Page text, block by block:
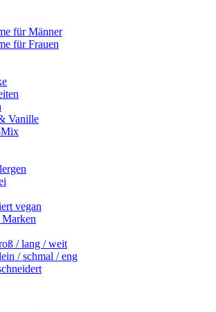
für Männer
für Frauen
Vanille
Mix
vegan
/ lang / weit
/ schmal / eng